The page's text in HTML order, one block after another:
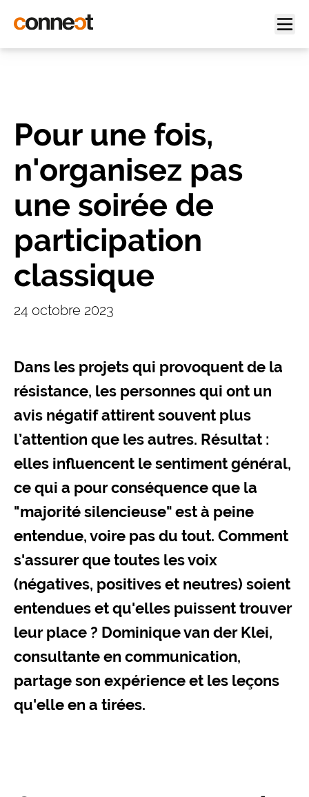
Pour une fois,
n'organisez pas
une soirée de
participation
classique
24 octobre 2023
Dans les projets qui provoquent de la
résistance, les personnes qui ont un
avis négatif attirent souvent plus
l’attention que les autres. Résultat :
elles influencent le sentiment général,
ce qui a pour conséquence que la
"majorité silencieuse" est à peine
entendue, voire pas du tout. Comment
s'assurer que toutes les voix
(négatives, positives et neutres) soient
entendues et qu'elles puissent trouver
leur place ? Dominique van der Klei,
consultante en communication,
partage son expérience et les leçons
qu'elle en a tirées.